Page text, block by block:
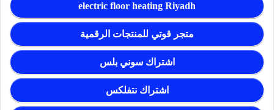
electric floor heating Riyadh
متجر قوتي للمنتجات الرقمية
اشتراك سوني بلس
اشتراك نتفلكس